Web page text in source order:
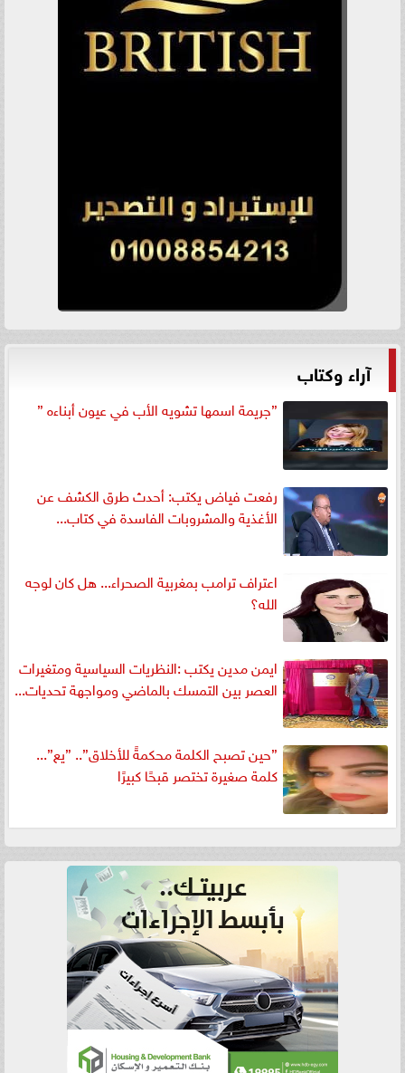
آراء وكتاب
”جريمة اسمها تشويه الأب في عيون أبناءه ”
رفعت فياض يكتب: أحدث طرق الكشف عن
الأغذية والمشروبات الفاسدة في كتاب...
اعتراف ترامب بمغربية الصحراء... هل كان لوجه
الله؟
ايمن مدين يكتب :النظريات السياسية ومتغيرات
العصر بين التمسك بالماضي ومواجهة تحديات...
”حين تصبح الكلمة محكمةً للأخلاق”.. ”يع”...
كلمة صغيرة تختصر قبحًا كبيرًا